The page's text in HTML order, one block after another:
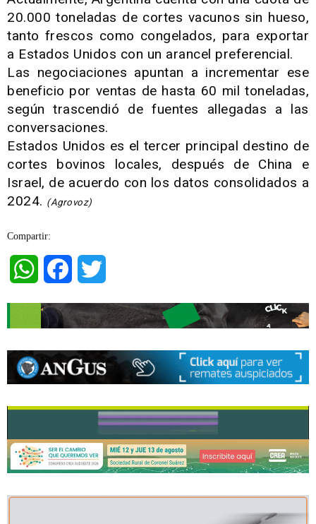
20.000 toneladas de cortes vacunos sin hueso,
tanto frescos como congelados, para exportar
a Estados Unidos con un arancel preferencial.
Las negociaciones apuntan a incrementar ese
beneficio por ventas de hasta 60 mil toneladas,
según trascendió de fuentes allegadas a las
conversaciones.
Estados Unidos es el tercer principal destino de
cortes bovinos locales, después de China e
Israel, de acuerdo con los datos consolidados a
2024. (Agrovoz)
Compartir:
WhatsAppFacebook